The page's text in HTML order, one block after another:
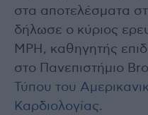
στα αποτελέσματα
δήλωσε ο κύριος
MPH, καθηγητής
στο Πανεπιστήμιο
Τύπου του
Καρδιολογίας.